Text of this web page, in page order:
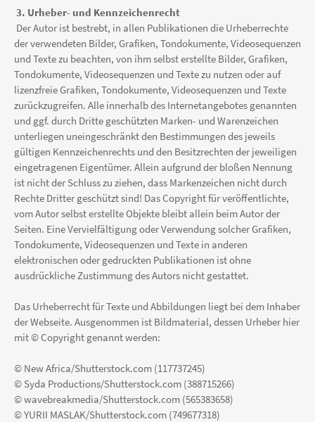
3. Urheber- und Kennzeichenrecht
Der Autor ist bestrebt, in allen Publikationen die Urheberrechte
der verwendeten Bilder, Grafiken, Tondokumente, Videosequenzen
und Texte zu beachten, von ihm selbst erstellte Bilder, Grafiken,
Tondokumente, Videosequenzen und Texte zu nutzen oder auf
lizenzfreie Grafiken, Tondokumente, Videosequenzen und Texte
zurückzugreifen. Alle innerhalb des Internetangebotes genannten
und ggf. durch Dritte geschützten Marken- und Warenzeichen
unterliegen uneingeschränkt den Bestimmungen des jeweils
gültigen Kennzeichenrechts und den Besitzrechten der jeweiligen
eingetragenen Eigentümer. Allein aufgrund der bloßen Nennung
ist nicht der Schluss zu ziehen, dass Markenzeichen nicht durch
Rechte Dritter geschützt sind! Das Copyright für veröffentlichte,
vom Autor selbst erstellte Objekte bleibt allein beim Autor der
Seiten. Eine Vervielfältigung oder Verwendung solcher Grafiken,
Tondokumente, Videosequenzen und Texte in anderen
elektronischen oder gedruckten Publikationen ist ohne
ausdrückliche Zustimmung des Autors nicht gestattet.
Das Urheberrecht für Texte und Abbildungen liegt bei dem Inhaber
der Webseite. Ausgenommen ist Bildmaterial, dessen Urheber hier
mit © Copyright genannt werden:
© New Africa/Shutterstock.com (117737245)
© Syda Productions/Shutterstock.com (388715266)
© wavebreakmedia/Shutterstock.com (565383658)
© YURII MASLAK/Shutterstock.com (749677318)